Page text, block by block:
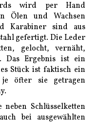
wird per Hand
Ölen und Wachsen
Karabiner sind aus
gefertigt. Die Leder
gelocht, vernäht,
Das Ergebnis ist ein
Stück ist faktisch ein
öfter sie getragen
Schlüsselketten
bei ausgewählten